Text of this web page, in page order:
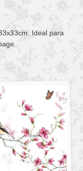
Ideal para